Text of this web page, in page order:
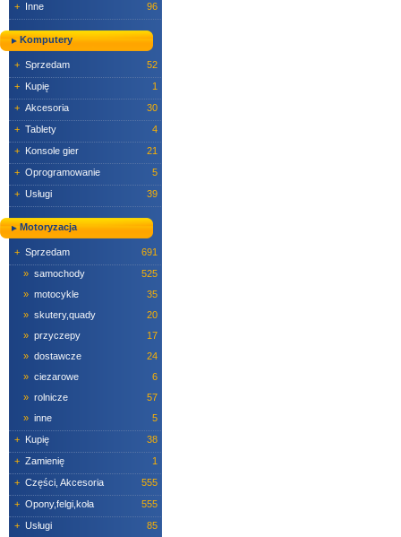
+ Inne 96
Komputery
+ Sprzedam
52
+ Kupię
1
+ Akcesoria
30
+ Tablety
4
+ Konsole gier
21
+ Oprogramowanie
5
+ Usługi 39
Motoryzacja
+ Sprzedam
691
» samochody
525
» motocykle
35
» skutery,quady
20
» przyczepy
17
» dostawcze
24
» ciezarowe
6
» rolnicze
57
» inne
5
+ Kupię
38
+ Zamienię
1
+ Części, Akcesoria
555
+ Opony,felgi,koła
555
+ Usługi 85